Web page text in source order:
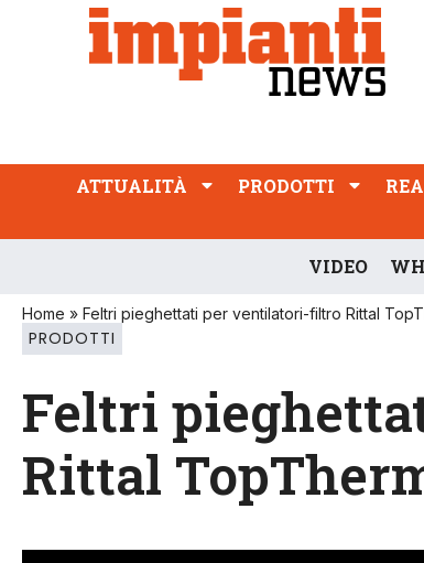
ATTUALITÀ PRODOTTI
PROFESSIONE
ATTUALITÀ PRODOTTI
VIDEO
Home » Feltri pieghettati per ventilatori-filtro Rittal
PRODOTTI
Feltri
Rittal